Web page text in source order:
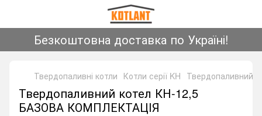
Безкоштовна доставка по Україні!
Твердопаливні котли Котли серії KH Твердопаливний
Твердопаливний котел КН-12,5
БАЗОВА КОМПЛЕКТАЦІЯ